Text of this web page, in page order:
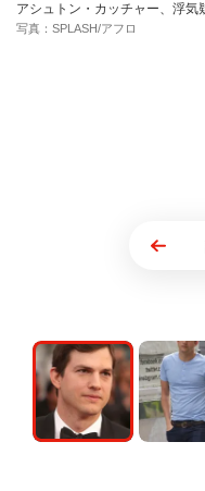
アシュトン・カッチャー、浮気
写真：SPLASH/アフロ